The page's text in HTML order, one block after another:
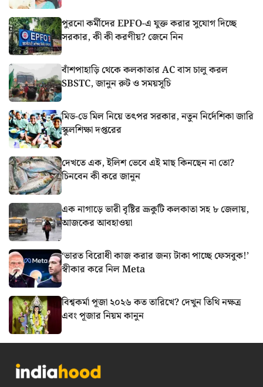
পুরনো কর্মীদের EPFO-এ যুক্ত করার সুযোগ দিচ্ছে
সরকার, কী কী করণীয়? জেনে নিন
বাঁশপাহাড়ি থেকে কলকাতার AC বাস চালু করল
SBSTC, জানুন রুট ও সময়সূচি
মিড-ডে মিল নিয়ে তৎপর সরকার, নতুন নির্দেশিকা জারি
স্কুলশিক্ষা দপ্তরের
দেখতে এক, ইলিশ ভেবে এই মাছ কিনছেন না তো?
চিনবেন কী করে জানুন
এক নাগাড়ে ভারী বৃষ্টির ভ্রূকুটি কলকাতা সহ ৮ জেলায়,
আজকের আবহাওয়া
‘ভারত বিরোধী কাজ করার জন্য টাকা পাচ্ছে ফেসবুক!’
স্বীকার করে নিল Meta
বিশ্বকর্মা পূজা ২০২৬ কত তারিখে? দেখুন তিথি নক্ষত্র
এবং পূজার নিয়ম কানুন